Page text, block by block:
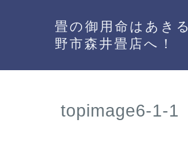
畳の御用命はあきる
野市森井畳店へ！
topimage6-1-1